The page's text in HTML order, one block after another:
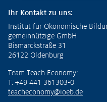
Ihr Kontakt zu uns:
Institut für Ökonomische
gemeinnützige GmbH
Bismarckstraße 31
26122 Oldenburg
Team Teach Economy:
T. +49 441 361303-0
teacheconomy@ioeb.de